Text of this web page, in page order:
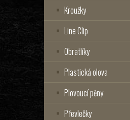
Kroužky
Line Clip
Obratlíky
Plastická olova
Plovoucí pěny
Převlečky